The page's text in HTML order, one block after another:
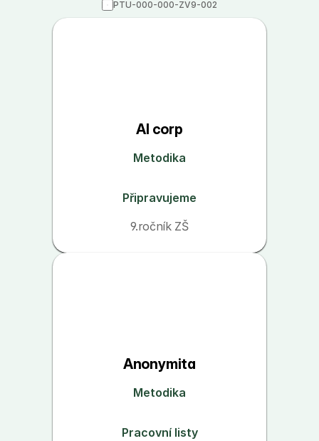
PTU-000-000-ZV9-002
AI corp
Metodika
Připravujeme
9.ročník ZŠ
Anonymita
Metodika
Pracovní listy